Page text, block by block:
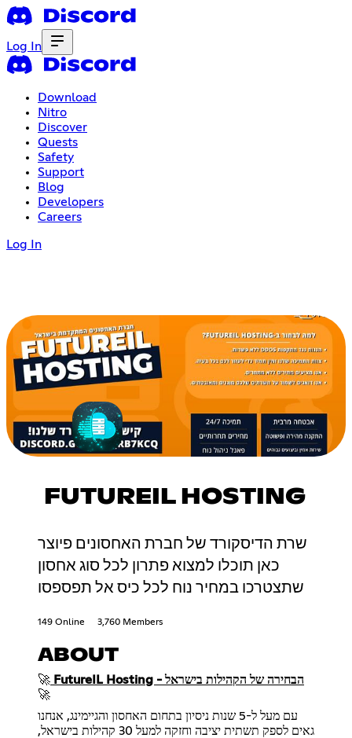
Log In
Download
Nitro
Discover
Quests
Safety
Support
Blog
Developers
Careers
Log In
FUTUREIL HOSTING
שרת הדיסקורד של חברת האחסונים פיוצר
כאן תוכלו למצוא פתרון לכל סוג אחסון
שתצטרכו במחיר נוח לכל כיס אל תפספסו
149 Online 3,760 Members
ABOUT
🚀
FutureIL Hosting - הבחירה של הקהילות בישראל
🚀
עם מעל ל-5 שנות ניסיון בתחום האחסון והגיימינג, אנחנו
גאים לספק תשתית יציבה וחזקה למעל 30 קהילות בישראל,